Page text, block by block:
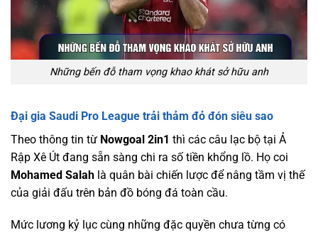
Những bến đỗ tham vọng khao khát sở hữu anh
Đại gia Saudi Pro League trải thảm đỏ đón siêu sao
Theo thông tin từ Nowgoal 2in1 thì các câu lạc bộ tại Ả
Rập Xê Út đang sẵn sàng chi ra số tiền khổng lồ. Họ coi
Mohamed Salah là quân bài chiến lược để nâng tầm vị thế
của giải đấu trên bản đồ bóng đá toàn cầu.
Mức lương kỷ lục cùng những đặc quyền chưa từng có